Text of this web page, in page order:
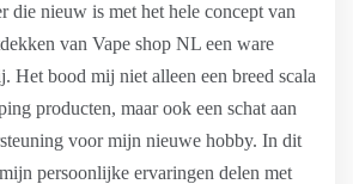
die nieuw is met het hele concept van
van Vape shop NL een ware
Het bood mij niet alleen een breed scala
producten, maar ook een schat aan
voor mijn nieuwe hobby. In dit
persoonlijke ervaringen delen met